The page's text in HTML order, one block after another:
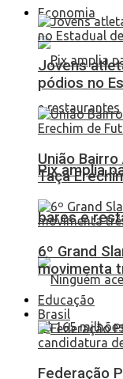
Economia
Pix amplia
bares e
Jovens
pódios no
União
Taça
6º Grand
movimenta
Educação
Brasil
Federação